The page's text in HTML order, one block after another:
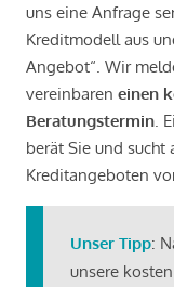
uns eine Anfrage
Kreditmodell aus
Angebot“. Wir
vereinbaren einen
Beratungstermin .
berät Sie und sucht
Kreditangeboten
Unser Tipp:
unsere